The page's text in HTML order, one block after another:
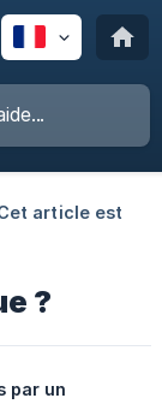
article est
?
par un